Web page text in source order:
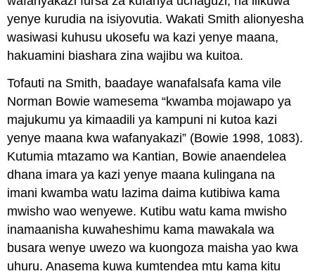
yenye kurudia na isiyovutia. Wakati Smith alionyesha
wasiwasi kuhusu ukosefu wa kazi yenye maana,
hakuamini biashara zina wajibu wa kuitoa.
Tofauti na Smith, baadaye wanafalsafa kama vile
Norman Bowie wamesema “kwamba mojawapo ya
majukumu ya kimaadili ya kampuni ni kutoa kazi
yenye maana kwa wafanyakazi” (Bowie 1998, 1083).
Kutumia mtazamo wa Kantian, Bowie anaendelea
dhana imara ya kazi yenye maana kulingana na
imani kwamba watu lazima daima kutibiwa kama
mwisho wao wenyewe. Kutibu watu kama mwisho
inamaanisha kuwaheshimu kama mawakala wa
busara wenye uwezo wa kuongoza maisha yao kwa
uhuru. Anasema kuwa kumtendea mtu kama kitu